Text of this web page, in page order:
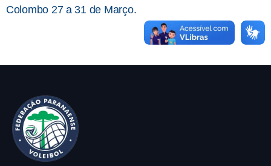
Colombo 27 a 31 de Março.